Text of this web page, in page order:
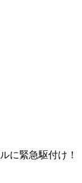
に緊急駆付け！